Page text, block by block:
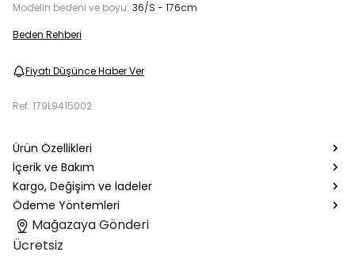
Modelin bedeni ve boyu: 36/S - 176cm
Beden Rehberi
Fiyatı Düşünce Haber Ver
Ref. 179L9415002
Ürün Özellikleri
İçerik ve Bakım
Kargo, Değişim ve İadeler
Ödeme Yöntemleri
Mağazaya Gönderi
Ücretsiz